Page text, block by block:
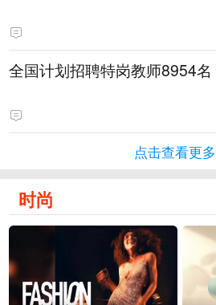
全国计划招聘特岗教师8954名
点击查看更多
时尚